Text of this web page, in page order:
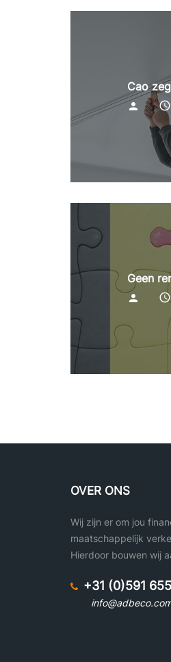
Cao
Geen
OVER ONS
Wij zijn er om jou
maatschappelijk
Hierdoor bouwen wij
+31 (0)591